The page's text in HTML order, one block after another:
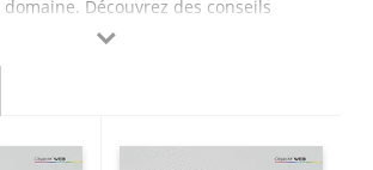
Découvrez des conseils
rédaction webpour booster votre
des guides pas à pas pour maîtriser les
web tels que
Analytics
